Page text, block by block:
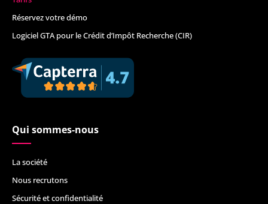
Réservez votre démo
Logiciel GTA pour le Crédit d’Impôt Recherche (CIR)
Qui sommes-nous
La société
Nous recrutons
Sécurité et confidentialité